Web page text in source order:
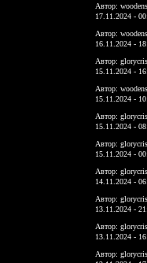
Автор:
17.11.2024 -
Автор:
16.11.2024 -
Автор:
15.11.2024 -
Автор:
15.11.2024 -
Автор:
15.11.2024 -
Автор:
15.11.2024 -
Автор:
14.11.2024 -
Автор:
13.11.2024 -
Автор:
13.11.2024 -
Автор: